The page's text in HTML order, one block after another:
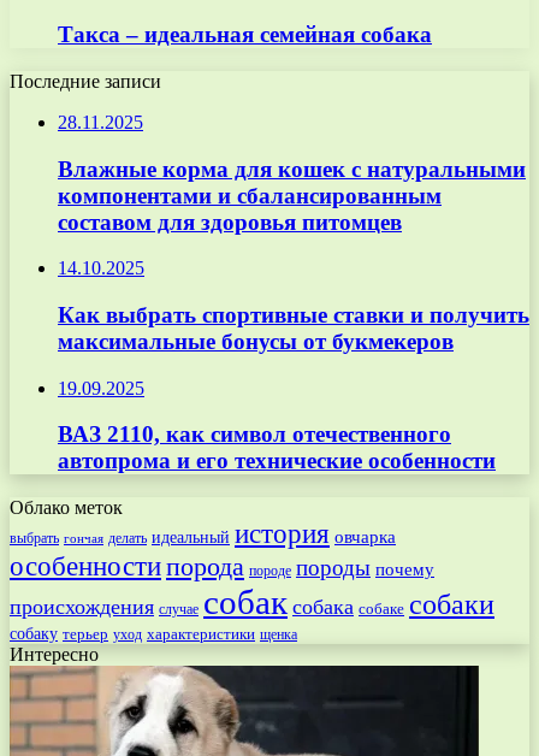
Такса – идеальная семейная собака
Последние записи
28.11.2025
Влажные корма для кошек с натуральными
компонентами и сбалансированным
составом для здоровья питомцев
14.10.2025
Как выбрать спортивные ставки и получить
максимальные бонусы от букмекеров
19.09.2025
ВАЗ 2110, как символ отечественного
автопрома и его технические особенности
Облако меток
выбрать гончая делать идеальный история овчарка
особенностипорода породе породы почему
происхождения случае собак собака собаке собаки
собаку терьер уход характеристики щенка
Интересно